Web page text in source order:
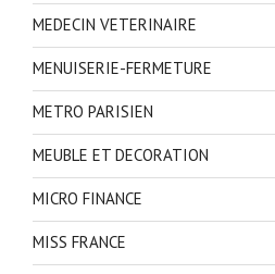
MEDECIN VETERINAIRE
MENUISERIE-FERMETURE
METRO PARISIEN
MEUBLE ET DECORATION
MICRO FINANCE
MISS FRANCE